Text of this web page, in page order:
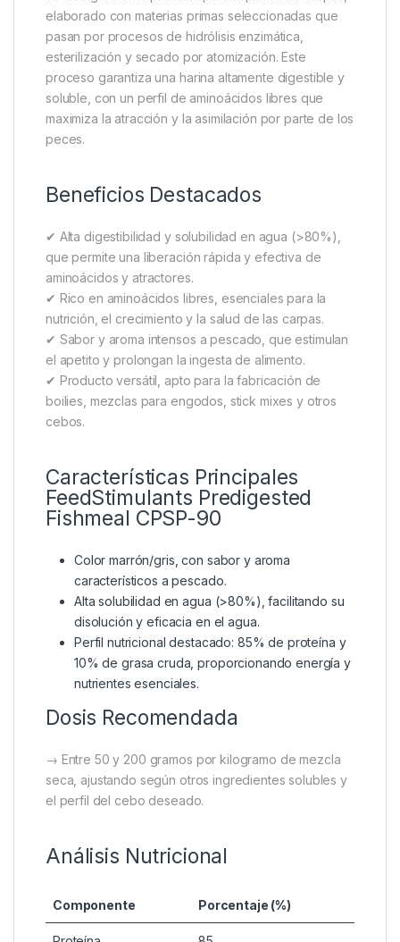
Descripción Marca Reviews
Harina de Pescado Predigerida
CPSP-90 – Alta Digestibilidad y
Atracción
FeedStimulants Predigested Fishmeal CPSP-90
elaborado con materias primas seleccionadas que
pasan por procesos de hidrólisis enzimática,
esterilización y secado por atomización. Este
proceso garantiza una harina altamente digestible y
soluble, con un perfil de aminoácidos libres que
maximiza la atracción y la asimilación por parte de los
peces.
Beneficios Destacados
que permite una liberación rápida y efectiva de
aminoácidos y atractores.
✔ Rico en aminoácidos libres, esenciales para la
✔ Sabor y aroma intensos a pescado, que estimulan
el apetito y prolongan la ingesta de alimento.
✔ Producto versátil, apto para la fabricación de
boilies, mezclas para engodos, stick mixes y otros
cebos.
Características Principales
FeedStimulants Predigested
Color marrón/gris, con sabor y aroma
característicos a pescado.
Perfil nutricional destacado: 85% de proteína y
nutrientes esenciales.
Dosis Recomendada